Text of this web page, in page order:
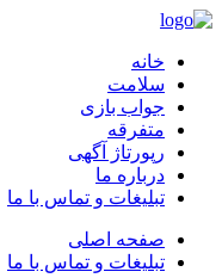
خانه
سلامت
جواب بازی
متفرقه
رپورتاژ آگهی
درباره ما
تبلیغات و تماس با ما
صفحه اصلی
تبلیغات و تماس با ما